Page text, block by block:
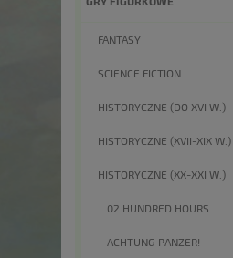
FANTASY
SCIENCE FICTION
HISTORYCZNE (DO XVI W.)
HISTORYCZNE (XVII-XIX W.)
HISTORYCZNE (XX-XXI W.)
02 HUNDRED HOURS
ACHTUNG PANZER!